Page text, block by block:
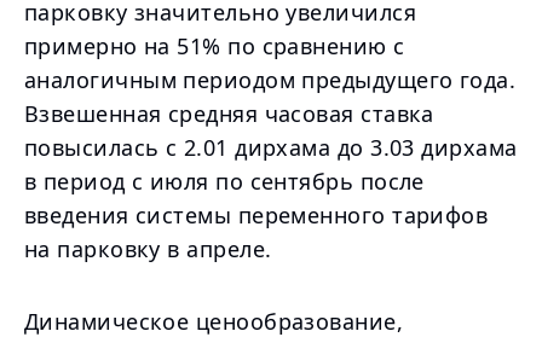
парковку значительно увеличился
примерно на 51% по сравнению с
аналогичным периодом предыдущего года.
Взвешенная средняя часовая ставка
повысилась с 2.01 дирхама до 3.03 дирхама
в период с июля по сентябрь после
введения системы переменного тарифов
на парковку в апреле.
Динамическое ценообразование,